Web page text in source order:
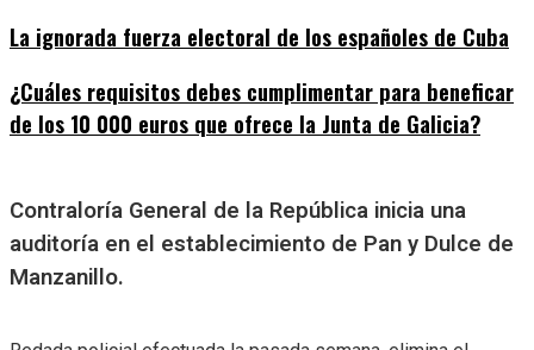
La ignorada fuerza electoral de los españoles de Cuba
¿Cuáles requisitos debes cumplimentar para beneficar
de los 10 000 euros que ofrece la Junta de Galicia?
Contraloría General de la República inicia una
auditoría en el establecimiento de Pan y Dulce de
Manzanillo.